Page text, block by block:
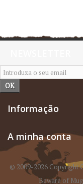
OK
Informação
A minha conta
© 2009-2026 Copyright
Beware of